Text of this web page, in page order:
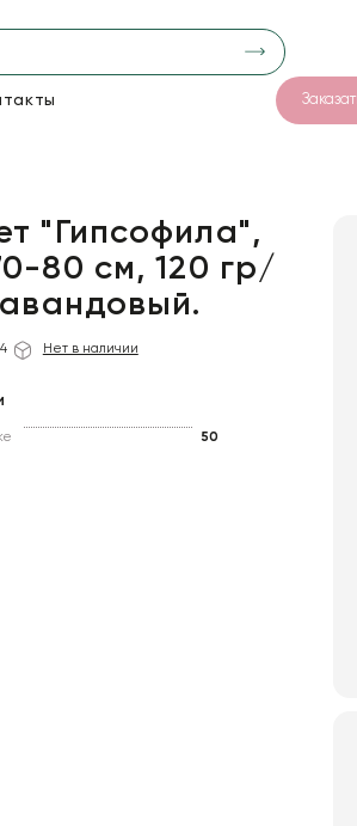
Сетка7
"Гипсофила",
80 см, 120 гр/
Нет в наличии
50